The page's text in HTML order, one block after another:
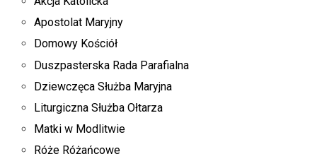
Apostolat Maryjny
Domowy Kościół
Duszpasterska Rada Parafialna
Dziewczęca Służba Maryjna
Liturgiczna Służba Ołtarza
Matki w Modlitwie
Róże Różańcowe